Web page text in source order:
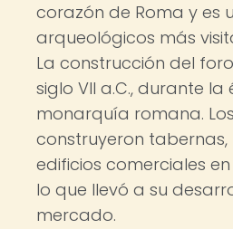
corazón de Roma y es
arqueológicos más
La construcción del
siglo VII a.C., durante
monarquía romana.
construyeron
edificios comerciales
lo que llevó a su
mercado.